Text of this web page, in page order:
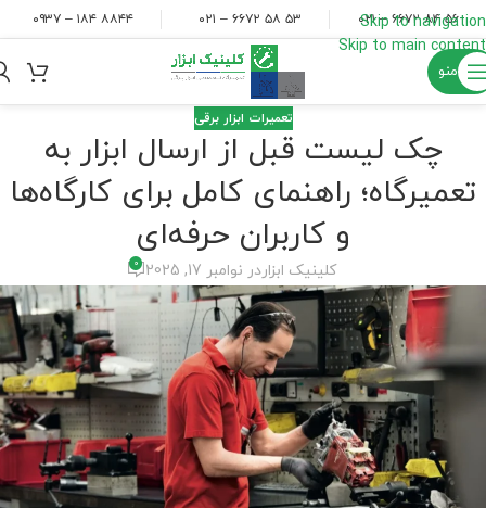
Skip to navigation
Skip to main content
۵۶ ۸۴ ۶۶۷۲ – ۰۲۱ ۵۳ ۵۸ ۶۶۷۲ – ۰۲۱ ۸۸۴۴ ۱۸۴ – ۰۹۳۷
منو
تعمیرات ابزار برقی
چک لیست قبل از ارسال ابزار به
تعمیرگاه؛ راهنمای کامل برای کارگاه‌ها
و کاربران حرفه‌ای
کلینیک ابزاردر نوامبر 17, 2025 0